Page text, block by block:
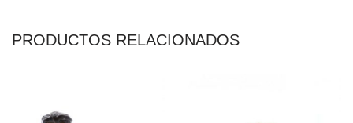
PRODUCTOS RELACIONADOS